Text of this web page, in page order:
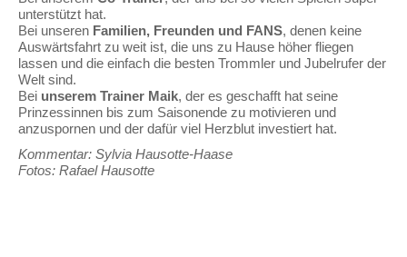
unterstützt hat.
Bei unseren Familien, Freunden und FANS, denen keine
Auswärtsfahrt zu weit ist, die uns zu Hause höher fliegen
lassen und die einfach die besten Trommler und Jubelrufer der
Welt sind.
Bei unserem Trainer Maik, der es geschafft hat seine
Prinzessinnen bis zum Saisonende zu motivieren und
anzuspornen und der dafür viel Herzblut investiert hat.
Kommentar: Sylvia Hausotte-Haase
Fotos: Rafael Hausotte